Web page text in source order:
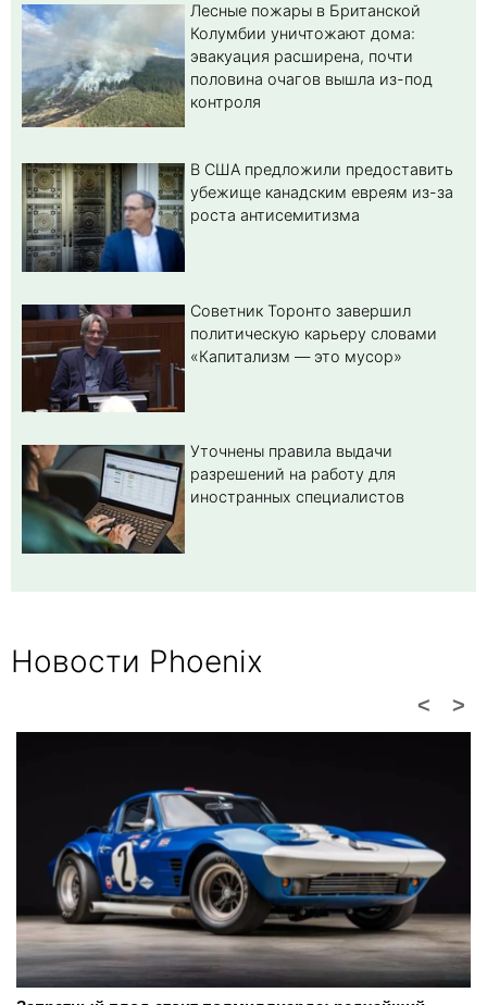
Лесные пожары в Британской
Колумбии уничтожают дома:
эвакуация расширена, почти
половина очагов вышла из-под
контроля
В США предложили предоставить
убежище канадским евреям из-за
роста антисемитизма
Советник Торонто завершил
политическую карьеру словами
«Капитализм — это мусор»
Уточнены правила выдачи
разрешений на работу для
иностранных специалистов
Новости Phoenix
>
<